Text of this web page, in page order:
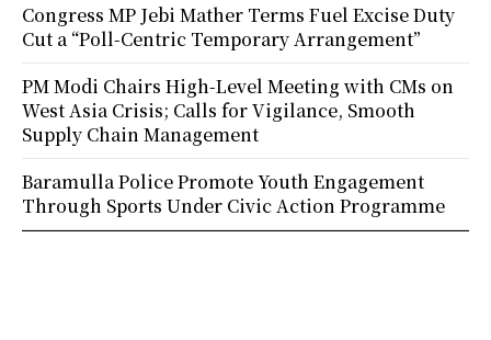
Congress MP Jebi Mather Terms Fuel Excise Duty
Cut a “Poll-Centric Temporary Arrangement”
PM Modi Chairs High-Level Meeting with CMs on
West Asia Crisis; Calls for Vigilance, Smooth
Supply Chain Management
Baramulla Police Promote Youth Engagement
Through Sports Under Civic Action Programme